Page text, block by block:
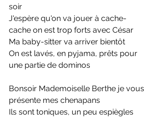
soir
J'espère qu'on va jouer à cache-
cache on est trop forts avec César
Ma baby-sitter va arriver bientôt
On est lavés, en pyjama, prêts pour
une partie de dominos
Bonsoir Mademoiselle Berthe je vous
présente mes chenapans
Ils sont toniques, un peu espiègles